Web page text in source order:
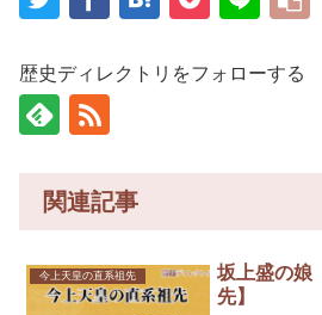
歴史ディレクトリをフォローする
関連記事
今上天皇の直系祖先
坂上盛の娘
先】